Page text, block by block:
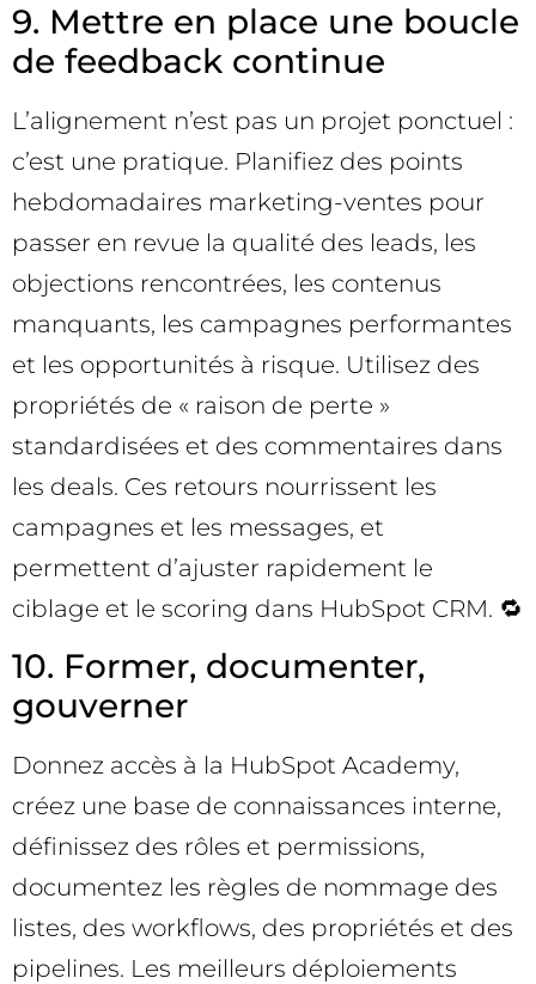
9. Mettre en place une boucle
de feedback continue
L’alignement n’est pas un projet ponctuel :
c’est une pratique. Planifiez des points
hebdomadaires marketing-ventes pour
passer en revue la qualité des leads, les
objections rencontrées, les contenus
manquants, les campagnes performantes
et les opportunités à risque. Utilisez des
propriétés de « raison de perte »
standardisées et des commentaires dans
les deals. Ces retours nourrissent les
campagnes et les messages, et
permettent d’ajuster rapidement le
ciblage et le scoring dans HubSpot CRM. 🔁
10. Former, documenter,
gouverner
Donnez accès à la HubSpot Academy,
créez une base de connaissances interne,
définissez des rôles et permissions,
documentez les règles de nommage des
listes, des workflows, des propriétés et des
pipelines. Les meilleurs déploiements